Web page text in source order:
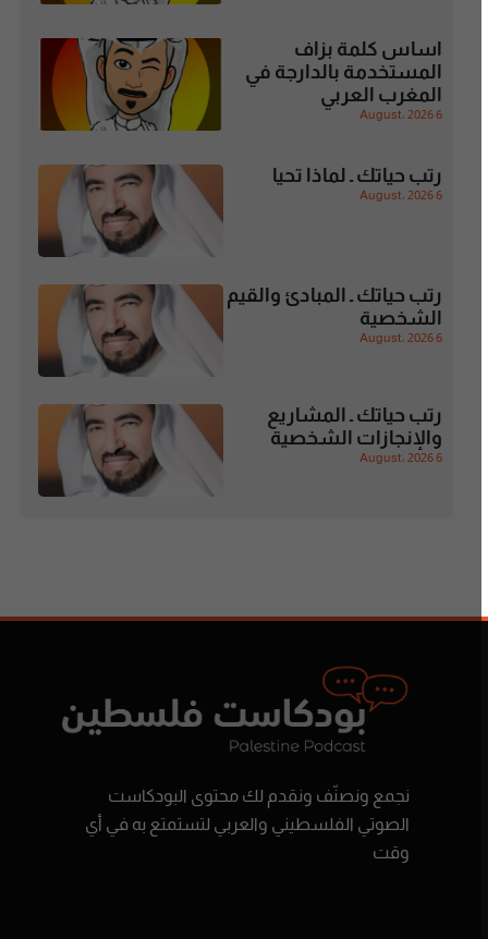
اساس كلمة بزاف
المستخدمة بالدارجة في
المغرب العربي
6 August، 2026
رتب حياتك ـ لماذا تحيا
6 August، 2026
رتب حياتك ـ المبادئ والقيم
الشخصية
6 August، 2026
رتب حياتك ـ المشاريع
والإنجازات الشخصية
6 August، 2026
نجمع ونصنّف ونقدم لك محتوى البودكاست
الصوتي الفلسطيني والعربي لتستمتع به في أي
وقت